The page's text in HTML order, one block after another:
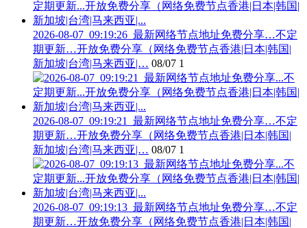
2026-08-07_09:19:26_最新网络节点地址免费分享…不定
期更新…开放免费分享（网络免费节点香港|日本|韩国|
新加坡|台湾|马来西亚|… 08/07 1
2026-08-07_09:19:21_最新网络节点地址免费分享…不定
期更新…开放免费分享（网络免费节点香港|日本|韩国|
新加坡|台湾|马来西亚|… 08/07 1
2026-08-07_09:19:13_最新网络节点地址免费分享…不定
期更新…开放免费分享（网络免费节点香港|日本|韩国|